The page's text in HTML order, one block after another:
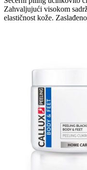
Zahvaljujući visokom
elastičnost kože. Zaslađeno